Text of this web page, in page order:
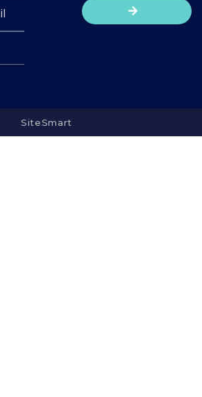
SiteSmart